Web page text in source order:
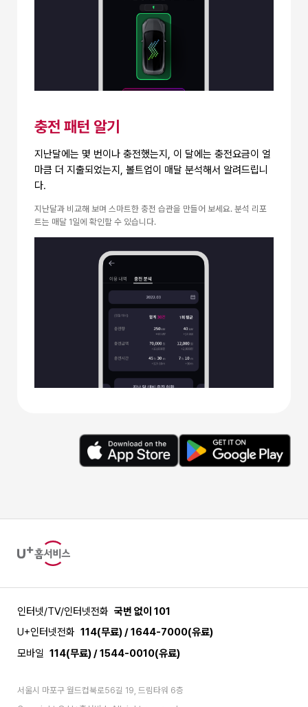
충전 패턴 알기
지난달에는 몇 번이나 충전했는지, 이 달에는 충전요금이 얼
마큼 더 지출되었는지, 볼트업이 매달 분석해서 알려드립니
다.
지난달과 비교해 보며 스마트한 충전 습관을 만들어 보세요. 분석 리포
트는 매달 1일에 확인할 수 있습니다.
앱
스
토
구
플
토
U+
홈
비
인터넷/TV/인터넷전화 국번 없이 101
U+인터넷전화 114(무료) / 1644-7000(유료)
모바일 114(무료) / 1544-0010(유료)
서울시 마포구 월드컵북로56길 19, 드림타워 6층